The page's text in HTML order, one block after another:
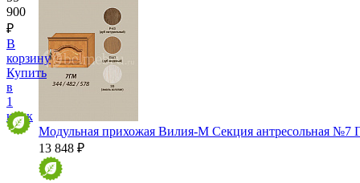
Модульная прихожая Вилия-М Секция антресольная №7
13 848 ₽
900
₽
В
корзину
Купить
в
1
клик